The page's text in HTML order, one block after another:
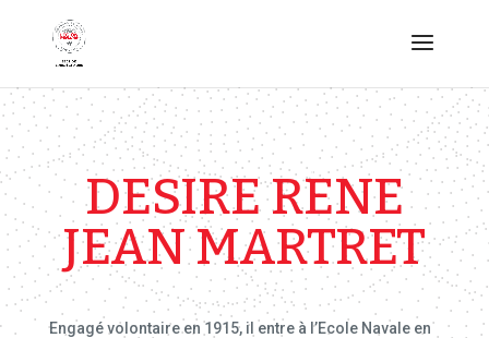
DESIRE RENE
JEAN MARTRET
Engagé volontaire en 1915, il entre à l’Ecole Navale en